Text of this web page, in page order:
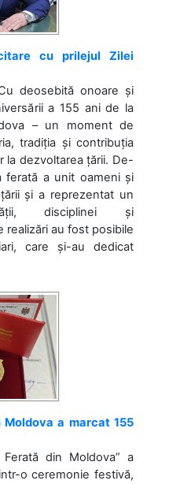
cu prilejul Zilei
deosebită onoare și
a 155 ani de la
– un moment de
tradiția și contribuția
la dezvoltarea țării. De-
ferată a unit oameni și
și a reprezentat un
disciplinei și
realizări au fost posibile
care și-au dedicat
Moldova a marcat 155
din Moldova” a
o ceremonie festivă,